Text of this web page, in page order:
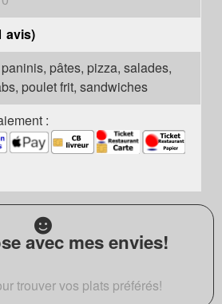
avis)
pâtes, pizza, salades,
poulet frit, sandwiches
:
avec mes envies!
trouver vos plats préférés!